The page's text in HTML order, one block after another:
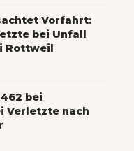
Vorfahrt:
bei Unfall
Rottweil
bei
Verletzte nach